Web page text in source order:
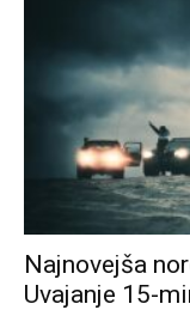
Najnovejša
Uvajanje 15-